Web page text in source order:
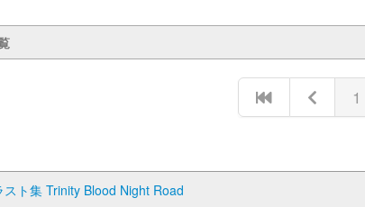
1
スト集 Trinity Blood Night Road